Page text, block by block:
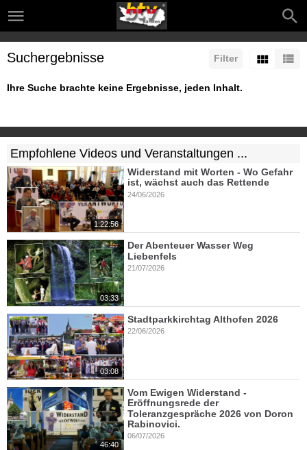
Filter
Suchergebnisse
Ihre Suche brachte keine Ergebnisse, jeden Inhalt.
Empfohlene Videos und Veranstaltungen ...
1:22:56
Widerstand mit Worten - Wo Gefahr
ist, wächst auch das Rettende
24/06/2026
03:33
Der Abenteuer Wasser Weg
Liebenfels
21/07/2026
03:08
Stadtparkkirchtag Althofen 2026
22/06/2026
46:40
Vom Ewigen Widerstand -
Eröffnungsrede der
Toleranzgespräche 2026 von Doron
Rabinovici.
06/07/2026